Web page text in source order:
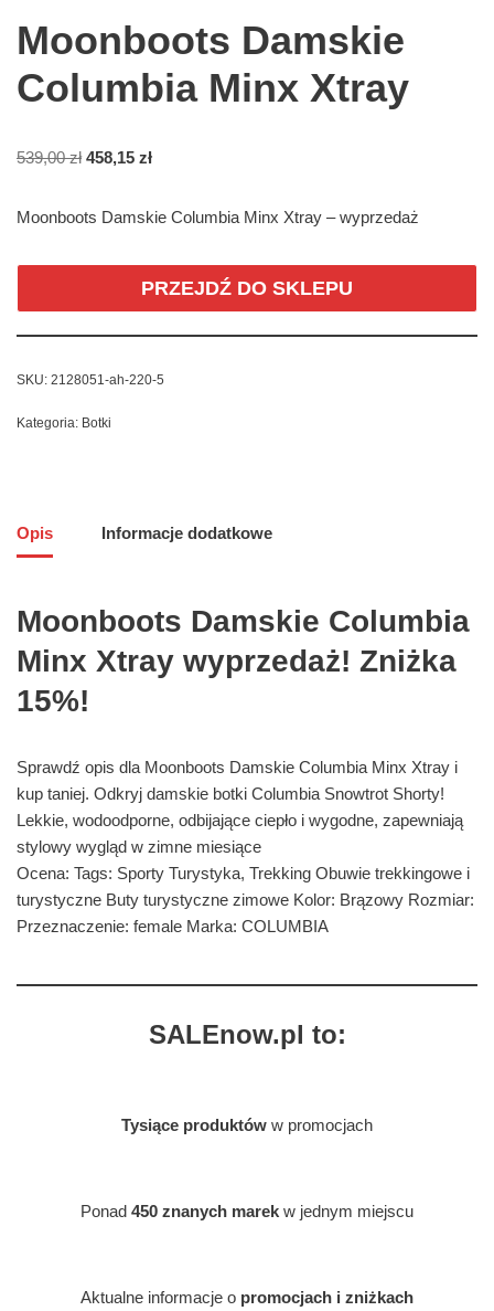
Moonboots Damskie
Columbia Minx Xtray
539,00zł 458,15 zł
Moonboots Damskie Columbia Minx Xtray – wyprzedaż
PRZEJDŹ DO SKLEPU
SKU: 2128051-ah-220-5
Kategoria: Botki
Opis Informacje dodatkowe
Moonboots Damskie Columbia
Minx Xtray wyprzedaż! Zniżka
15%!
Sprawdź opis dla Moonboots Damskie Columbia Minx Xtray i
kup taniej. Odkryj damskie botki Columbia Snowtrot Shorty!
Lekkie, wodoodporne, odbijające ciepło i wygodne, zapewniają
stylowy wygląd w zimne miesiące
Ocena: Tags: Sporty Turystyka, Trekking Obuwie trekkingowe i
turystyczne Buty turystyczne zimowe Kolor: Brązowy Rozmiar:
Przeznaczenie: female Marka: COLUMBIA
SALEnow.pl to:
Tysiące produktów w promocjach
Ponad 450 znanych marek w jednym miejscu
Aktualne informacje o promocjach i zniżkach